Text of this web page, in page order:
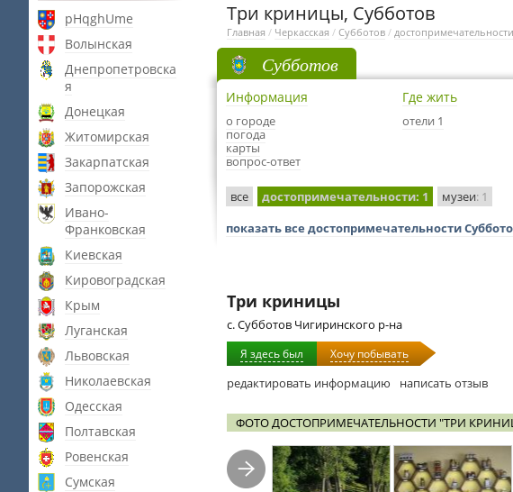
pHqghUme
Волынская
Днепропетровска
я
Донецкая
Житомирская
Закарпатская
Запорожская
Ивано-
Франковская
Киевская
Кировоградская
Крым
Луганская
Львовская
Николаевская
Одесская
Полтавская
Ровенская
Сумская
Три криницы, Субботов
Главная / Черкасская / Субботов / достопримечательности
Субботов
Информация
о городе
погода
карты
вопрос-ответ
Где жить
отели 1
все достопримечательности: 1 музеи: 1
показать все достопримечательности
Три криницы
с. Субботов Чигиринского р-на
Я здесь был Хочу побывать
редактировать информацию написать отзыв
ФОТО ДОСТОПРИМЕЧАТЕЛЬНОСТИ "ТРИ